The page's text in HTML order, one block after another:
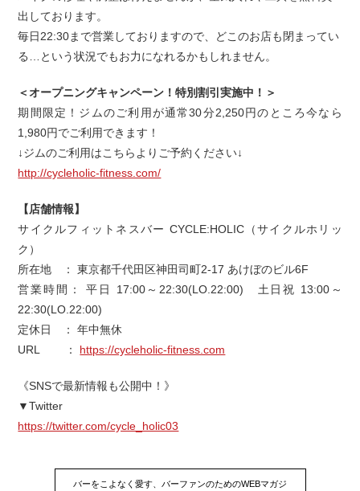
出しております。
毎日22:30まで営業しておりますので、どこのお店も閉まってい
る…という状況でもお力になれるかもしれません。
＜オープニングキャンペーン！特別割引実施中！＞
期間限定！ジムのご利用が通常30分2,250円のところ今なら
1,980円でご利用できます！
↓ジムのご利用はこちらよりご予約ください↓
http://cycleholic-fitness.com/
【店舗情報】
サイクルフィットネスバー CYCLE:HOLIC（サイクルホリッ
ク）
所在地 ： 東京都千代田区神田司町2-17 あけぼのビル6F
営業時間： 平日 17:00～22:30(LO.22:00) 土日祝 13:00～
22:30(LO.22:00)
定休日 ： 年中無休
URL ： https://cycleholic-fitness.com
《SNSで最新情報も公開中！》
▼Twitter
https://twitter.com/cycle_holic03
バーをこよなく愛す、バーファンのためのWEBマガジ